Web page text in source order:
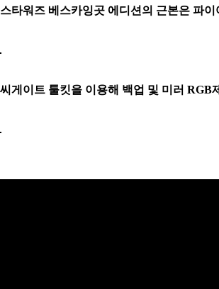
스타워즈 베스카잉곳 에디션의 근본은 파
씨게이트 툴킷을 이용해 백업 및 미러 RGB